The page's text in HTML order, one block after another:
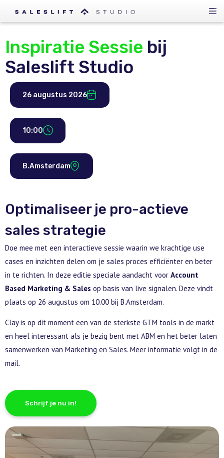
Inspiratie Sessie bij
Saleslift Studio
26 augustus 2026
10:00
B.Amsterdam
Optimaliseer je pro-actieve
sales strategie
Doe mee met een interactieve sessie waarin we krachtige use
cases en inzichten delen om je sales proces efficiënter en beter
in te richten. In deze editie speciale aandacht voor Account
Based Marketing & Sales op basis van live signalen. Deze vindt
plaats op 26 augustus om 10.00 bij B.Amsterdam.
Clay is op dit moment een van de sterkste GTM tools in de markt
en heel interessant als je bezig bent met ABM en het beter laten
samenwerken van Marketing en Sales. Meer informatie volgt in de
mail.
Schrijf je nu in!